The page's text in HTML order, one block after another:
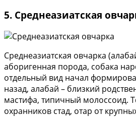
5. Среднеазиатская
Среднеазиатская овчарка
аборигенная порода, собака
отдельный вид начал
назад, алабай – близкий
мастифа, типичный молоссоид.
охранников стад, отар от